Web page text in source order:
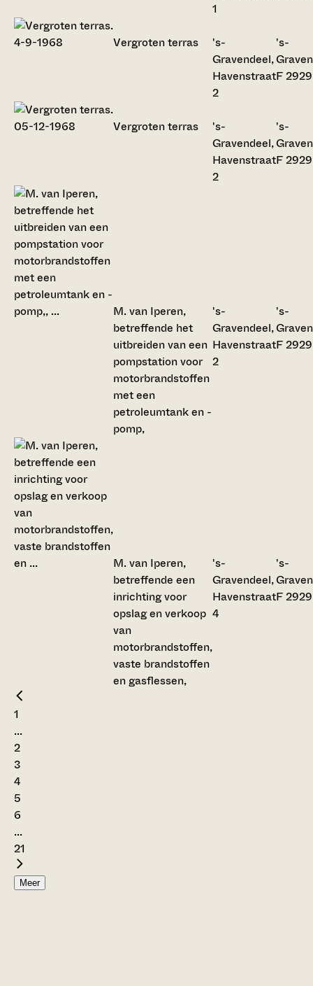
1
Vergroten terras
's-
Gravendeel,
Havenstraat
2
's-
F 2929
Vergroten terras
's-
Gravendeel,
Havenstraat
2
's-
F 2929
M. van Iperen,
betreffende het
uitbreiden van een
pompstation voor
motorbrandstoffen
met een
petroleumtank en -
pomp,
's-
Gravendeel,
Havenstraat
2
's-
F 2929
M. van Iperen,
betreffende een
inrichting voor
opslag en verkoop
van
motorbrandstoffen,
vaste brandstoffen
en gasflessen,
's-
Gravendeel,
Havenstraat
4
's-
F 2929
1
...
2
3
4
5
6
...
21
Meer